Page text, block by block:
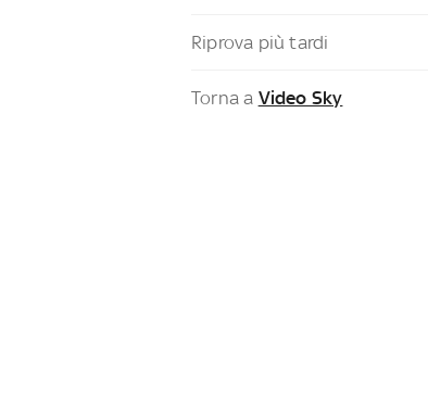
Riprova più tardi
Torna a Video Sky